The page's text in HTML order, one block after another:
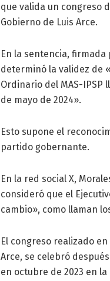
que valida un congreso
Gobierno de Luis Arce.
En la sentencia, firmada
determinó la validez de
Ordinario del MAS-IPSP
de mayo de 2024».
Esto supone el
partido gobernante.
En la red social X,
consideró que el
cambio», como llaman
El congreso realizado
Arce, se celebró
en octubre de 2023 en